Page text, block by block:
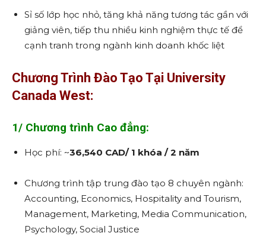
Sỉ số lớp học nhỏ, tăng khả năng tương tác gần với
giảng viên, tiếp thu nhiều kinh nghiệm thực tế để
cạnh tranh trong ngành kinh doanh khốc liệt
Chương Trình Đào Tạo Tại University
Canada West:
1/ Chương trình Cao đẳng:
Học phí: ~36,540 CAD/ 1 khóa / 2 năm
Chương trình tập trung đào tạo 8 chuyên ngành:
Accounting, Economics, Hospitality and Tourism,
Management, Marketing, Media Communication,
Psychology, Social Justice